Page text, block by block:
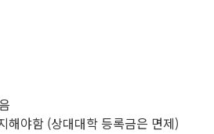
해야함 (상대대학 등록금은 면제)